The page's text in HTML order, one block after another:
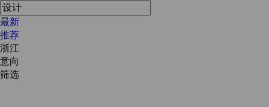
最新
推荐
浙江
意向
筛选